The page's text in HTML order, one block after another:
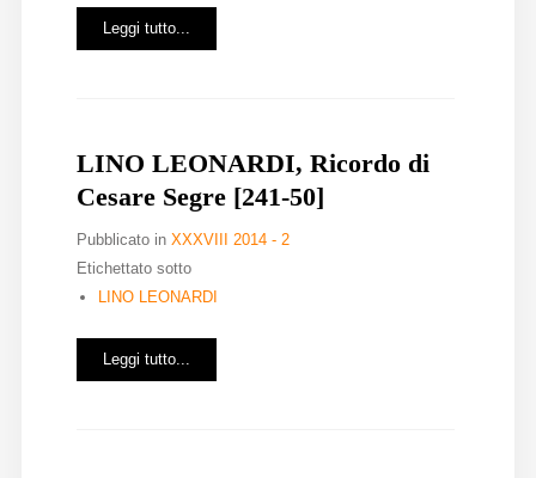
Leggi tutto...
LINO LEONARDI, Ricordo di
Cesare Segre [241-50]
Pubblicato in XXXVIII 2014 - 2
Etichettato sotto
LINO LEONARDI
Leggi tutto...